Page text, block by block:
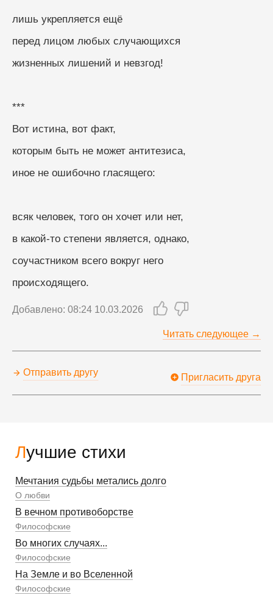
Лучшие стихи
Мечтания судьбы метались долго
О любви
В вечном противоборстве
Философские
Во многих случаях...
Философские
На Земле и во Вселенной
Философские
лишь укрепляется ещё
перед лицом любых случающихся
жизненных лишений и невзгод!
***
Вот истина, вот факт,
которым быть не может антитезиса,
иное не ошибочно гласящего:
всяк человек, того он хочет или нет,
в какой-то степени является, однако,
соучастником всего вокруг него
происходящего.
Добавлено: 08:24 10.03.2026
Читать следующее →
Отправить другу Пригласить друга